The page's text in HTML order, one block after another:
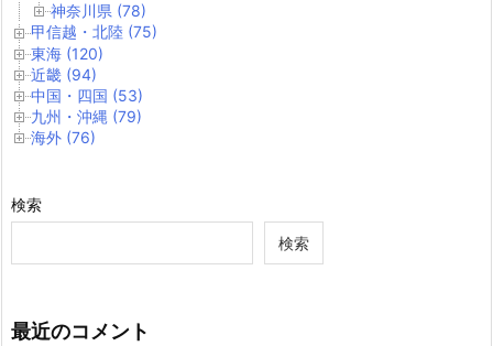
神奈川県 (78)
甲信越・北陸 (75)
東海 (120)
近畿 (94)
中国・四国 (53)
九州・沖縄 (79)
海外 (76)
検索
検索
最近のコメント